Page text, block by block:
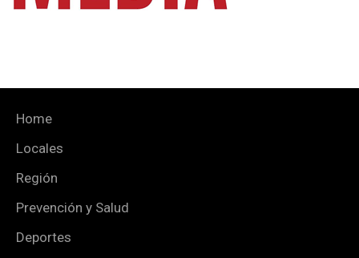
Home
Locales
Región
Prevención y Salud
Deportes